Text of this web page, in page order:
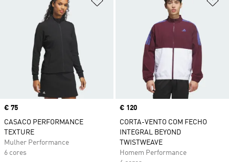
Price
€ 75
CASACO PERFORMANCE
TEXTURE
Mulher Performance
6 cores
Price
€ 120
CORTA-VENTO COM FECHO
INTEGRAL BEYOND
TWISTWEAVE
Homem Performance